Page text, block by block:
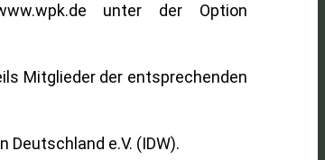
unter der Option
Mitglieder der entsprechenden
e.V. (IDW).